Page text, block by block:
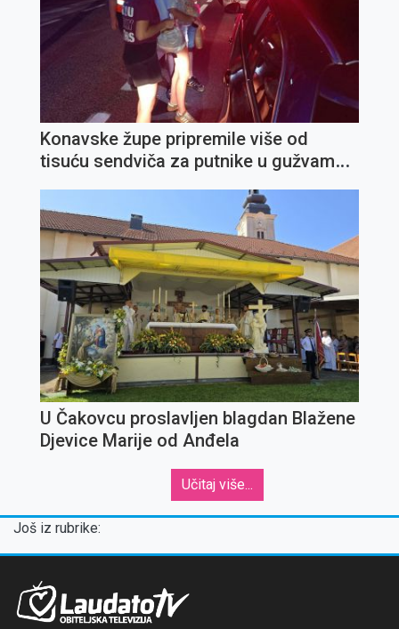
Konavske župe pripremile više od
tisuću sendviča za putnike u gužvama
U Čakovcu proslavljen blagdan Blažene
Djevice Marije od Anđela
Učitaj više...
Još iz rubrike: